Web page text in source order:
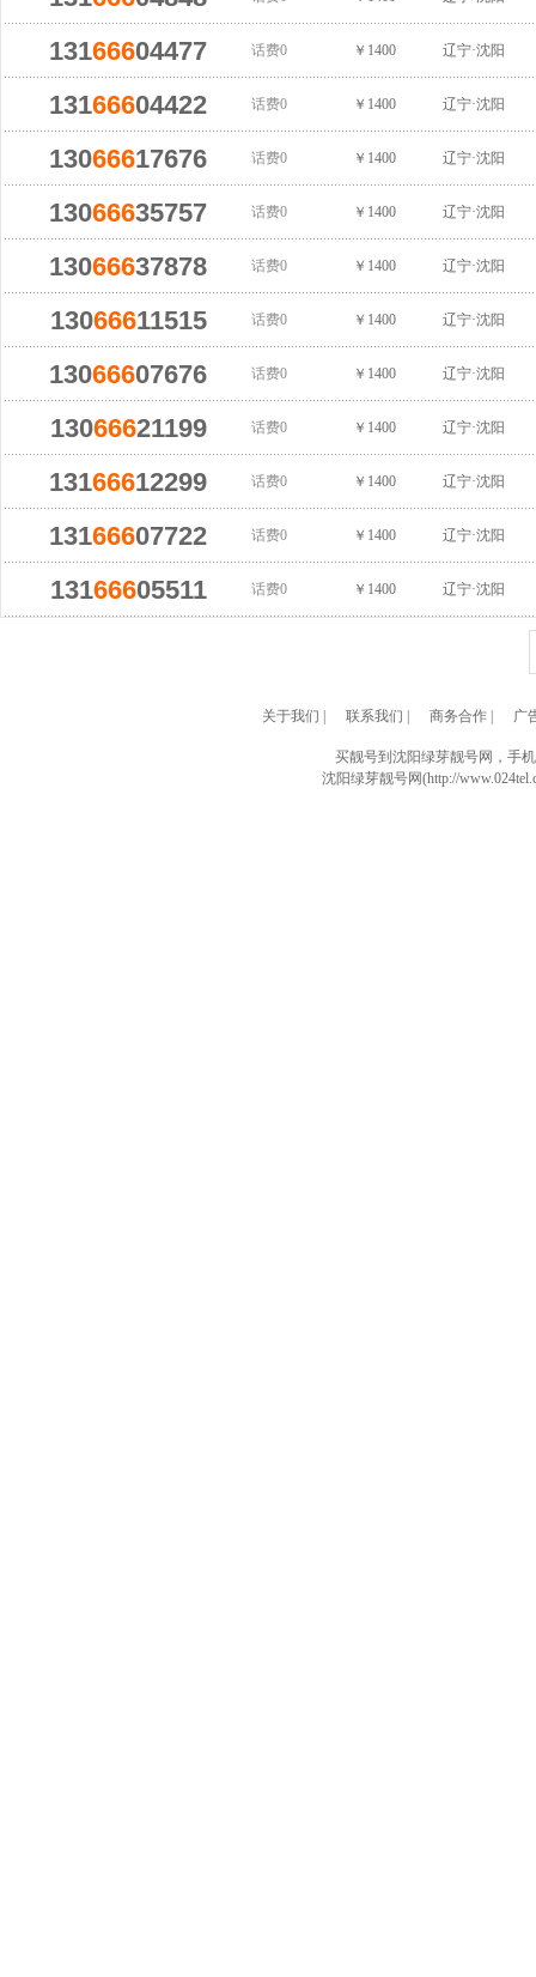
13166604477 话费0 ￥1400 辽宁·沈阳
13166604422 话费0 ￥1400 辽宁·沈阳
13066617676 话费0 ￥1400 辽宁·沈阳
13066635757 话费0 ￥1400 辽宁·沈阳
13066637878 话费0 ￥1400 辽宁·沈阳
13066611515 话费0 ￥1400 辽宁·沈阳
13066607676 话费0 ￥1400 辽宁·沈阳
13066621199 话费0 ￥1400 辽宁·沈阳
13166612299 话费0 ￥1400 辽宁·沈阳
13166607722 话费0 ￥1400 辽宁·沈阳
13166605511 话费0 ￥1400 辽宁·沈阳
关于我们 联系我们 商务合作| 广
买靓号到沈阳绿芽靓号网，手
沈阳绿芽靓号网(http://